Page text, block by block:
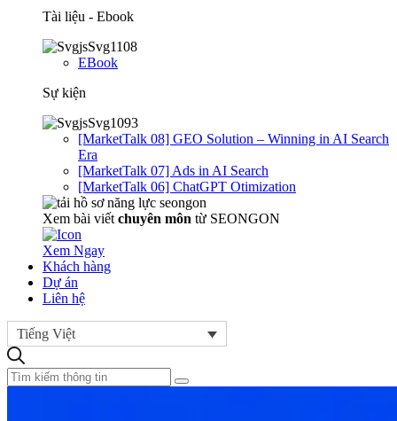
Tài liệu - Ebook
EBook
Sự kiện
[MarketTalk 08] GEO Solution – Winning in AI Search
Era
[MarketTalk 07] Ads in AI Search
[MarketTalk 06] ChatGPT Otimization
Xem bài viết chuyên môn từ SEONGON
Xem Ngay
Khách hàng
Dự án
Liên hệ
Tiếng Việt